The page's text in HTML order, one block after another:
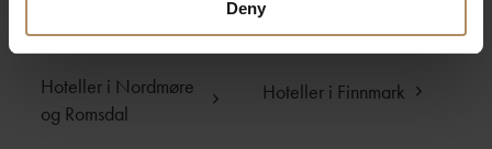
Deny
omegn
Hoteller i Nordmøre
og Romsdal
Hoteller i Finnmark